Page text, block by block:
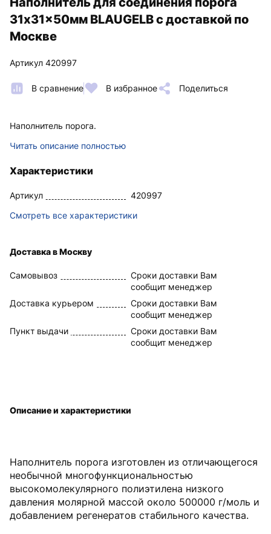
31x31x50мм BLAUGELB с доставкой по
Москве
Артикул 420997
В сравнение В избранное Поделиться
Наполнитель порога.
Читать описание полностью
Характеристики
Артикул
420997
Смотреть все характеристики
Доставка в Москву
Самовывоз
Сроки доставки Вам
сообщит менеджер
Доставка курьером
Сроки доставки Вам
сообщит менеджер
Пункт выдачи
Сроки доставки Вам
сообщит менеджер
Наполнитель порога изготовлен из отличающегося
необычной многофункциональностью
высокомолекулярного полиэтилена низкого
давления молярной массой около 500000 г/моль и
добавлением регенератов стабильного качества.
Описание и характеристики